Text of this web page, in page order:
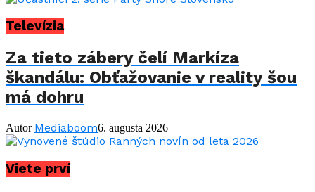
Televízia
Za tieto zábery čelí Markíza
škandálu: Obťažovanie v reality šou
má dohru
Autor Mediaboom6. augusta 2026
Viete prví